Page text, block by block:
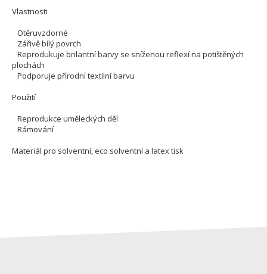
Vlastnosti
Otěruvzdorné
Zářivě bílý povrch
Reprodukuje brilantní barvy se sníženou reflexí na potištěných
plochách
Podporuje přírodní textilní barvu
Použití
Reprodukce uměleckých děl
Rámování
Materiál pro solventní, eco solventní a latex tisk